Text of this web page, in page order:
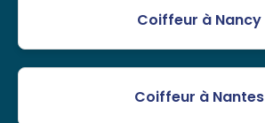
Coiffeur à Nancy
Coiffeur à Nantes